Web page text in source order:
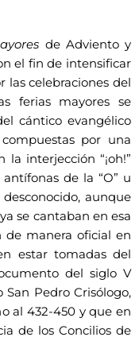
de Adviento y
el fin de intensificar
las celebraciones del
ferias mayores se
cántico evangélico
por una
interjección “¡oh!”
de la “O” u
aunque
se cantaban en esa
de manera oficial en
estar tomadas del
del siglo V
Pedro Crisólogo,
al 432-450 y que en
de los Concilios de